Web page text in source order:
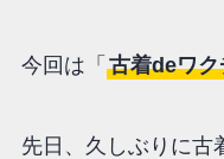
今回は「 古着deワク
先日、久しぶりに古